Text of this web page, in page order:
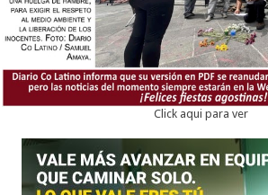
Click aqui para ver